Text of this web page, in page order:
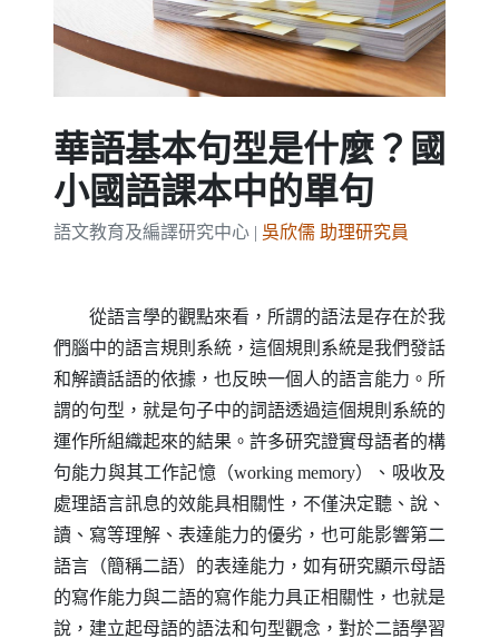
華語基本句型是什麼？國
小國語課本中的單句
語文教育及編譯研究中心 | 吳欣儒 助理研究員
從語言學的觀點來看，所謂的語法是存在於我
們腦中的語言規則系統，這個規則系統是我們發話
和解讀話語的依據，也反映一個人的語言能力。所
謂的句型，就是句子中的詞語透過這個規則系統的
運作所組織起來的結果。許多研究證實母語者的構
句能力與其工作記憶（working memory）、吸收及
處理語言訊息的效能具相關性，不僅決定聽、說、
讀、寫等理解、表達能力的優劣，也可能影響第二
語言（簡稱二語）的表達能力，如有研究顯示母語
的寫作能力與二語的寫作能力具正相關性，也就是
說，建立起母語的語法和句型觀念，對於二語學習